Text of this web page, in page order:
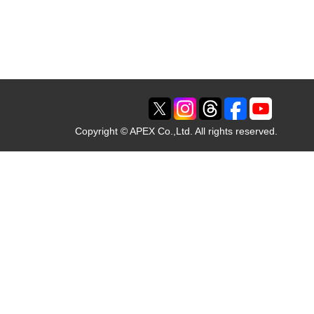
Copyright © APEX Co.,Ltd. All rights reserved.